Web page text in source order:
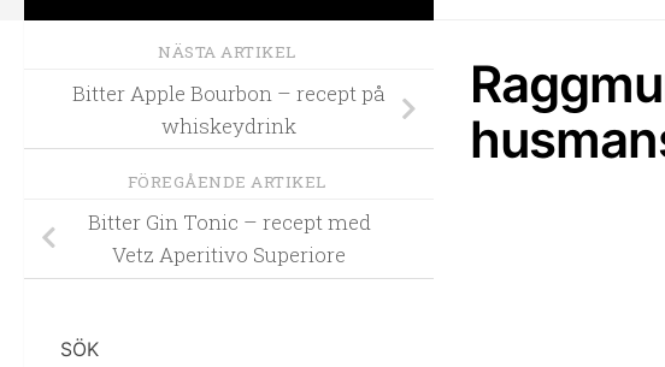
NÄSTA ARTIKEL
Bitter Apple Bourbon – recept på
whiskeydrink
FÖREGÅENDE ARTIKEL
Bitter Gin Tonic – recept med
Vetz Aperitivo Superiore
SÖK